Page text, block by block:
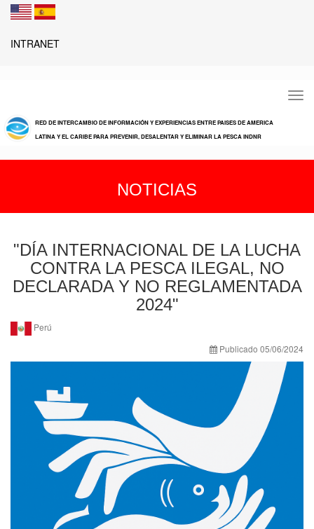
INTRANET
RED DE INTERCAMBIO DE INFORMACIÓN Y EXPERIENCIAS ENTRE PAISES DE AMERICA
LATINA Y EL CARIBE PARA PREVENIR, DESALENTAR Y ELIMINAR LA PESCA INDNR
NOTICIAS
"DÍA INTERNACIONAL DE LA LUCHA
CONTRA LA PESCA ILEGAL, NO
DECLARADA Y NO REGLAMENTADA
2024"
Perú
Publicado 05/06/2024